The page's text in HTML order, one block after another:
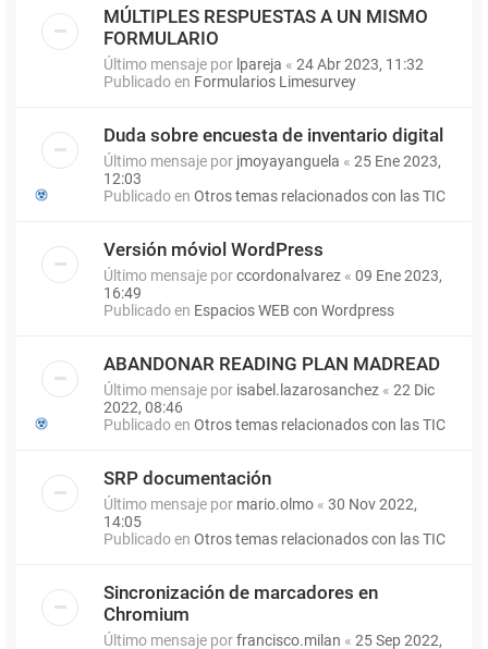
MÚLTIPLES RESPUESTAS A UN MISMO
FORMULARIO
Último mensaje por lpareja « 24 Abr 2023, 11:32
Publicado en Formularios Limesurvey
Duda sobre encuesta de inventario digital
Último mensaje por jmoyayanguela « 25 Ene 2023,
12:03
Publicado en Otros temas relacionados con las TIC
Versión móviol WordPress
Último mensaje porccordonalvarez « 09 Ene 2023,
16:49
Publicado en Espacios WEB con Wordpress
ABANDONAR READING PLAN MADREAD
Último mensaje por isabel.lazarosanchez « 22 Dic
2022, 08:46
Publicado en Otros temas relacionados con las TIC
SRP documentación
Último mensaje por mario.olmo « 30 Nov 2022,
14:05
Publicado en Otros temas relacionados con las TIC
Sincronización de marcadores en
Chromium
Último mensaje porfrancisco.milan « 25 Sep 2022,